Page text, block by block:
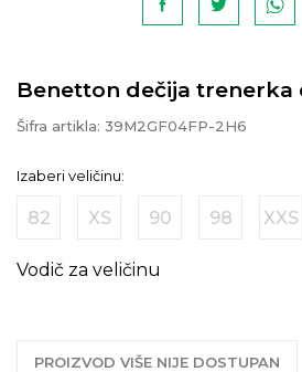
Benetton dečija trenerka
Šifra artikla: 39M2GF04FP-2H6
Izaberi veličinu:
82 XS 90 98 XXS
Vodič za veličinu
PROIZVOD VIŠE NIJE DOSTUPAN